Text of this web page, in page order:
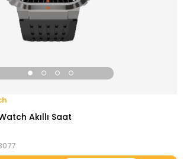
Akıllı Saat